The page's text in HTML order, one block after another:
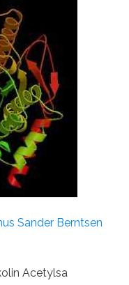
Sander Berntsen
Acetylsa